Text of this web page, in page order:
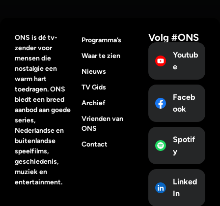
ONS is dé tv-
zender voor
mensen die
nostalgie een
warm hart
toedragen. ONS
biedt een breed
aanbod aan goede
series,
Nederlandse en
buitenlandse
speelfilms,
geschiedenis,
muziek en
entertainment.
Programma’s
Waar te zien
Nieuws
TV Gids
Archief
Vrienden van
ONS
Contact
Volg #ONS
Youtub
e
Faceb
ook
Spotif
y
Linked
In